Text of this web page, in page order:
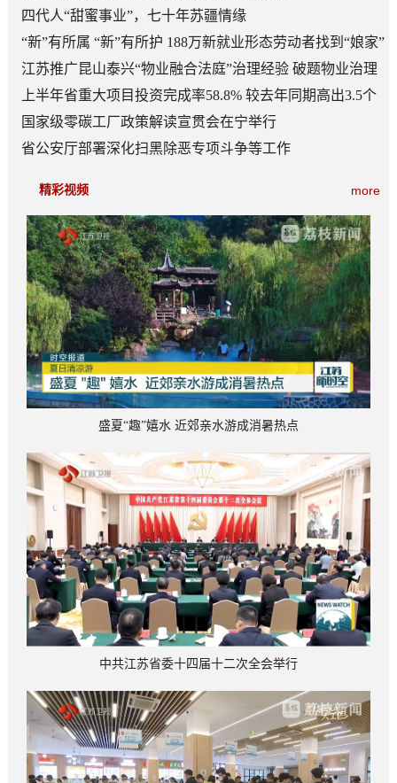
四代人“甜蜜事业”，七十年苏疆情缘
“新”有所属 “新”有所护 188万新就业形态劳动者找到“娘家”
江苏推广昆山泰兴“物业融合法庭”治理经验 破题物业治理
“老大难”
上半年省重大项目投资完成率58.8% 较去年同期高出3.5个
百分点
国家级零碳工厂政策解读宣贯会在宁举行
省公安厅部署深化扫黑除恶专项斗争等工作
more
精彩视频
盛夏“趣”嬉水 近郊亲水游成消暑热点
中共江苏省委十四届十二次全会举行